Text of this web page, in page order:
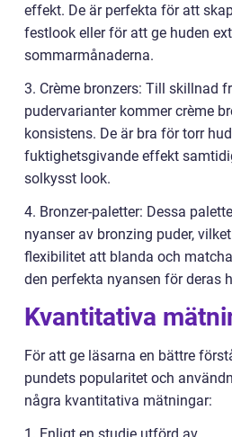
effekt. De är perfekta för att
festlook eller för att ge huden
sommarmånaderna.
3. Crème bronzers: Till skillnad
pudervarianter kommer crème
konsistens. De är bra för torr
fuktighetsgivande effekt
solkysst look.
4. Bronzer-paletter: Dessa
nyanser av bronzing puder,
flexibilitet att blanda och
den perfekta nyansen för deras
Kvantitativa
För att ge läsarna en bättre
pundets popularitet och
några kvantitativa mätningar: